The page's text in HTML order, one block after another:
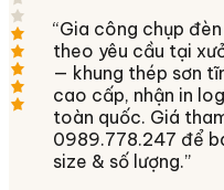
“Gia công chụp
theo yêu cầu tại
— khung thép sơn
cao cấp, nhận in
toàn quốc. Giá
0989.778.247 để
size & số lượng.”